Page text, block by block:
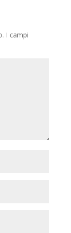
I campi